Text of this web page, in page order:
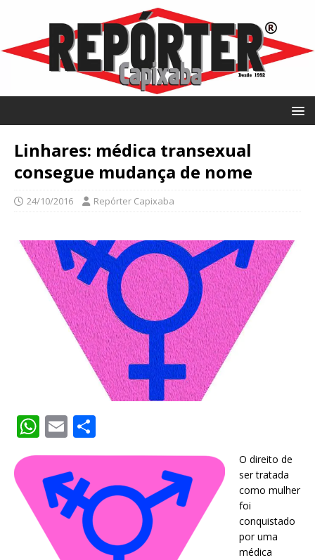
Linhares: médica transexual
consegue mudança de nome
24/10/2016 Repórter Capixaba
W
h
at
s
A
p
E
m
ai
l
h
e
O direito de
ser tratada
como mulher
foi
conquistado
por uma
médica